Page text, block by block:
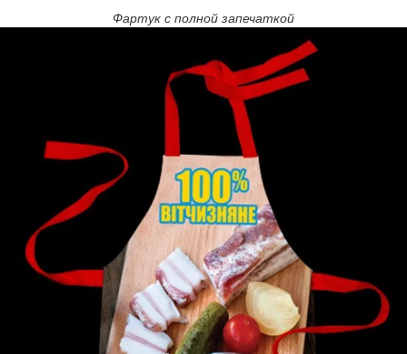
Фартук с полной запечаткой